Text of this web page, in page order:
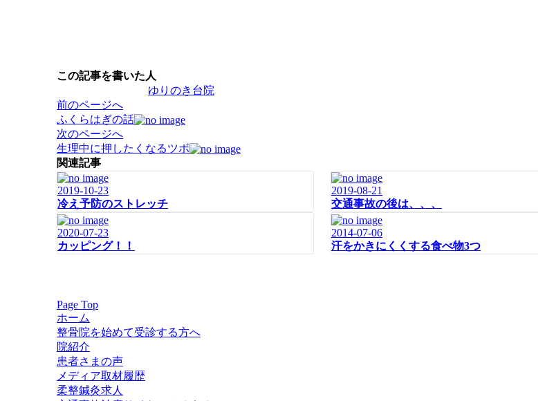
この記事を書いた人
ゆりのき台院
投
稿
ナ
ビ
ゲ
ー
シ
ョ
ン
前のページへ
ふくらはぎの話
次のページへ
生理中に押したくなるツボ
関連記事
2019-10-23
冷え予防のストレッチ
2019-08-21
交通事故の後は、、、
2020-07-23
カッピング！！
2014-07-06
汗をかきにくくする食べ物3つ
Page Top
ホーム
整骨院を始めて受診する方へ
院紹介
患者さまの声
メディア取材履歴
柔整鍼灸求人